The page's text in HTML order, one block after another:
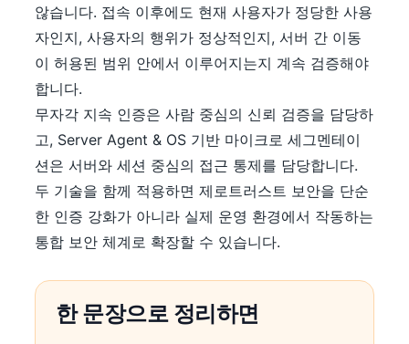
않습니다. 접속 이후에도 현재 사용자가 정당한 사용
자인지, 사용자의 행위가 정상적인지, 서버 간 이동
이 허용된 범위 안에서 이루어지는지 계속 검증해야
합니다.
무자각 지속 인증은 사람 중심의 신뢰 검증을 담당하
고, Server Agent & OS 기반 마이크로 세그멘테이
션은 서버와 세션 중심의 접근 통제를 담당합니다.
두 기술을 함께 적용하면 제로트러스트 보안을 단순
한 인증 강화가 아니라 실제 운영 환경에서 작동하는
통합 보안 체계로 확장할 수 있습니다.
한 문장으로 정리하면